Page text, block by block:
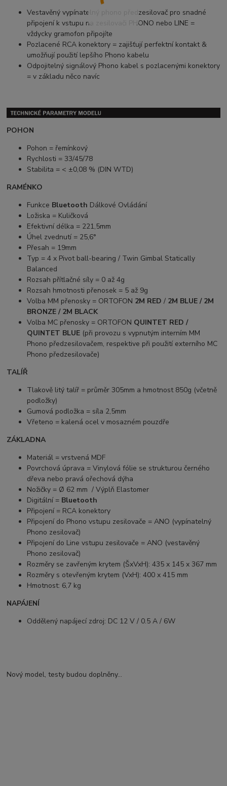
Vestavěný vypínatelný phono předzesilovač pro snadné
připojení k vstupu na zesilovači PHONO nebo LINE =
vždycky gramofon připojíte
Pozlacené RCA konektory = zajišťují perfektní kontakt &
umožňují použití lepšího Phono kabelu
Odpojitelný signálový Phono kabel s pozlacenými konektory
= v základu něco navíc
POHON
Pohon = řemínkový
Rychlosti = 33/45/78
Stabilita = < ±0,08 % (DIN WTD)
RAMÉNKO
Funkce Bluetooth Dálkové Ovládání
Ložiska = Kuličková
Efektivní délka = 221,5mm
Úhel zvednutí = 25,6°
Přesah = 19mm
Typ = 4 x Pivot ball-bearing / Twin Gimbal Statically
Balanced
Rozsah přítlačné síly = 0 až 4g
Rozsah hmotnosti přenosek = 5 až 9g
Volba MM přenosky = ORTOFON 2M RED / 2M BLUE / 2M
BRONZE / 2M BLACK
Volba MC přenosky = ORTOFON QUINTET RED /
QUINTET BLUE (při provozu s vypnutým interním MM
Phono předzesilovačem, respektive při použití externího MC
Phono předzesilovače)
TALÍŘ
Tlakově litý talíř = průměr 305mm a hmotnost 850g (včetně
podložky)
Gumová podložka = síla 2,5mm
Vřeteno = kalená ocel v mosazném pouzdře
ZÁKLADNA
Materiál = vrstvená MDF
Povrchová úprava = Vinylová fólie se strukturou černého
dřeva nebo pravá ořechová dýha
Nožičky = Ø 62 mm / Výplň Elastomer
Digitální = Bluetooth
Připojení = RCA konektory
Připojení do Phono vstupu zesilovače = ANO (vypínatelný
Phono zesilovač)
Připojení do Line vstupu zesilovače = ANO (vestavěný
Phono zesilovač)
Rozměry se zavřeným krytem (ŠxVxH): 435 x 145 x 367 mm
Rozměry s otevřeným krytem (VxH): 400 x 415 mm
Hmotnost: 6,7 kg
NAPÁJENÍ
Oddělený napájecí zdroj: DC 12 V / 0.5 A / 6W
Nový model, testy budou doplněny...